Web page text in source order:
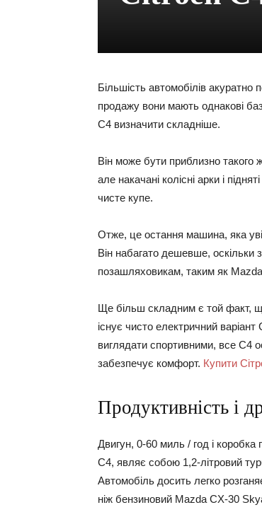
Більшість автомобілів
продажу вони мають однакові
C4 визначити складніше.
Він може бути приблизно такого
але накачані колісні арки і
чисте купе.
Отже, це остання машина, яка
Він набагато дешевше, оскільки
позашляховикам, таким як
Ще більш складним є той факт,
існує чисто електричний
виглядати спортивними, все C4
забезпечує комфорт. Купити
Продуктивність і
Двигун, 0-60 миль / год і
C4, являє собою 1,2-літровий
Автомобіль досить легко
ніж бензиновий Mazda CX-30